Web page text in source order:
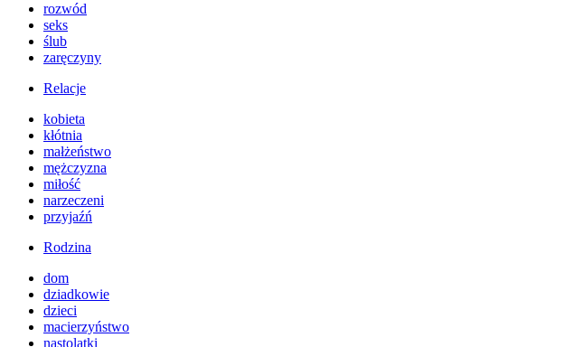
rozwód
seks
ślub
zaręczyny
Relacje
kobieta
kłótnia
małżeństwo
mężczyzna
miłość
narzeczeni
przyjaźń
Rodzina
dom
dziadkowie
dzieci
macierzyństwo
nastolatki